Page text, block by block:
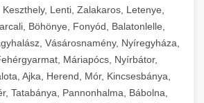
Lenti, Zalakaros, Letenye,
Böhönye, Fonyód, Balatonlelle,
Vásárosnamény, Nyíregyháza,
Máriapócs, Nyírbátor,
Ajka, Herend, Mór, Kincsesbánya,
Tatabánya, Pannonhalma, Bábolna,